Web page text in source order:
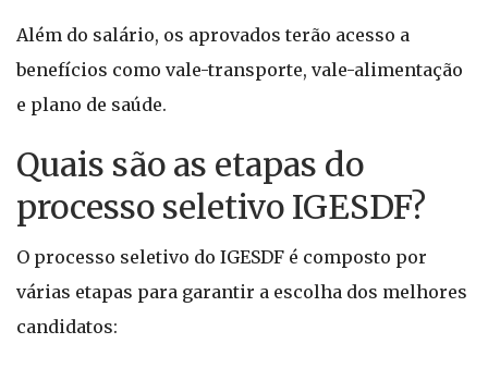
Além do salário, os aprovados terão acesso a
benefícios como vale-transporte, vale-alimentação
e plano de saúde.
Quais são as etapas do
processo seletivo IGESDF?
O processo seletivo do IGESDF é composto por
várias etapas para garantir a escolha dos melhores
candidatos: